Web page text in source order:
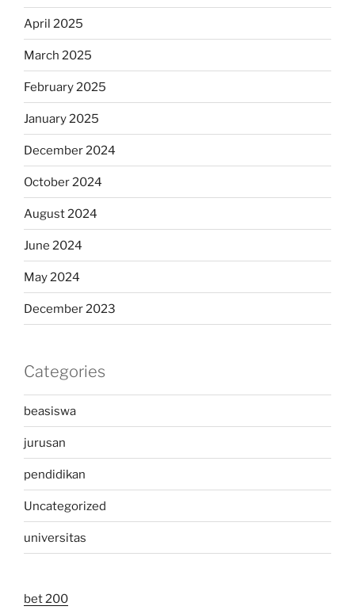
April 2025
March 2025
February 2025
January 2025
December 2024
October 2024
August 2024
June 2024
May 2024
December 2023
Categories
beasiswa
jurusan
pendidikan
Uncategorized
universitas
bet 200